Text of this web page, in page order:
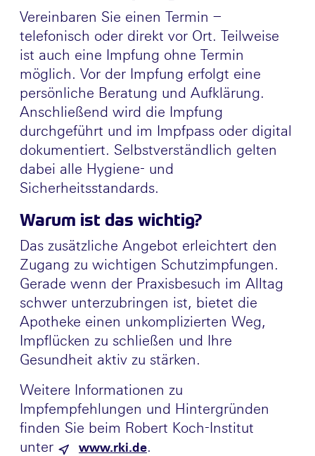
Vereinbaren Sie einen Termin –
telefonisch oder direkt vor Ort. Teilweise
ist auch eine Impfung ohne Termin
möglich. Vor der Impfung erfolgt eine
persönliche Beratung und Aufklärung.
Anschließend wird die Impfung
durchgeführt und im Impfpass oder digital
dokumentiert. Selbstverständlich gelten
dabei alle Hygiene- und
Sicherheitsstandards.
Warum ist das wichtig?
Das zusätzliche Angebot erleichtert den
Zugang zu wichtigen Schutzimpfungen.
Gerade wenn der Praxisbesuch im Alltag
schwer unterzubringen ist, bietet die
Apotheke einen unkomplizierten Weg,
Impflücken zu schließen und Ihre
Gesundheit aktiv zu stärken.
Weitere Informationen zu
Impfempfehlungen und Hintergründen
finden Sie beim Robert Koch-Institut
unter
www.rki.de.